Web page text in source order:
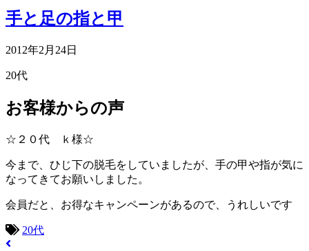
手と足の指と甲
2012年2月24日
20代
お客様からの声
☆２０代 ｋ様☆
今まで、ひじ下の脱毛をしていましたが、手の甲や指が気に
なってきてお願いしました。
会員だと、お得なキャンペーンがあるので、うれしいです
20代